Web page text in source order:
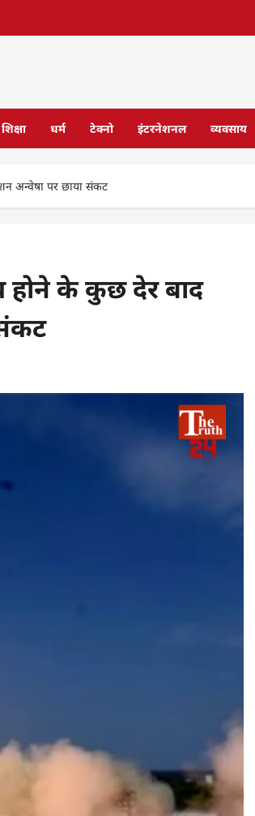
शिक्षा धर्म टेक्नो इंटरनेशनल व्यवसाय
अन्वेषा पर छाया संकट
होने के कुछ देर बाद